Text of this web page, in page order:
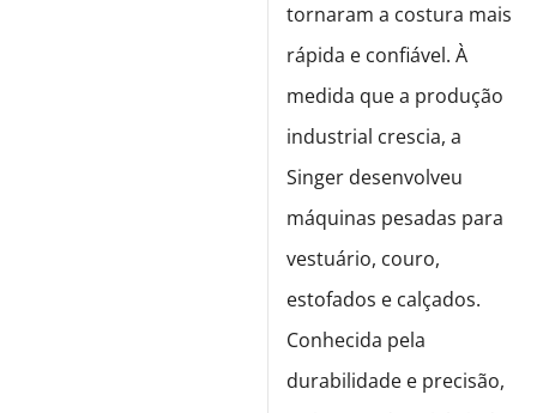
tornaram a costura mais
rápida e confiável. À
medida que a produção
industrial crescia, a
Singer desenvolveu
máquinas pesadas para
vestuário, couro,
estofados e calçados.
Conhecida pela
durabilidade e precisão,